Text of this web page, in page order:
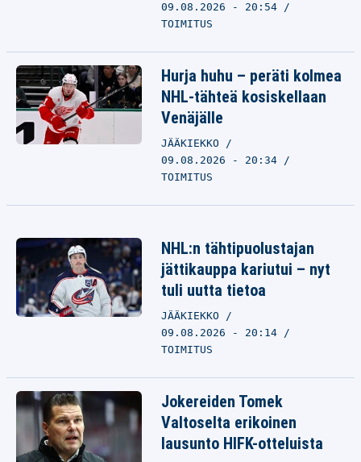
09.08.2026 - 20:54
TOIMITUS
Hurja huhu – peräti kolmea
NHL-tähteä kosiskellaan
Venäjälle
JÄÄKIEKKO
09.08.2026 - 20:34
TOIMITUS
NHL:n tähtipuolustajan
jättikauppa kariutui – nyt
tuli uutta tietoa
JÄÄKIEKKO
09.08.2026 - 20:14
TOIMITUS
Jokereiden Tomek
Valtoselta erikoinen
lausunto HIFK-otteluista